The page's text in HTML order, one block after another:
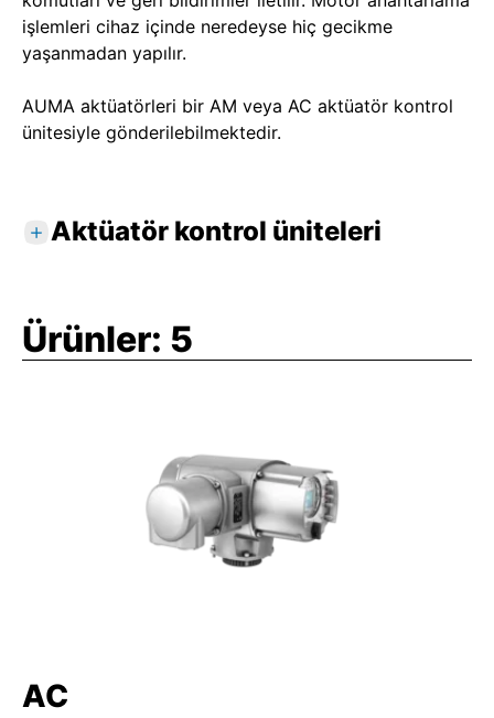
işlemleri cihaz içinde neredeyse hiç gecikme
yaşanmadan yapılır.
AUMA aktüatörleri bir AM veya AC aktüatör kontrol
ünitesiyle gönderilebilmektedir.
Aktüatör kontrol üniteleri
monteli tersleme kontaktörlerini veya
tristörleri kullanarak motoru gecikmesiz
olan aktüatör sinyallerini geri bildirim olarak
üst düzeye iletir.
Aktüatör entegre yerel kontrol ünitesiyle
bulunulan yerde çalıştırılabilir.
Ürünler: 5
AC